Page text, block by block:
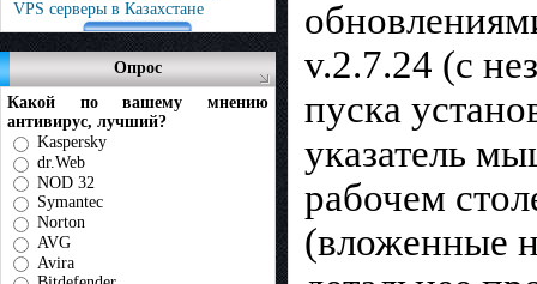
VPS серверы в Казахстане
Опрос
Какой по вашему мнению
антивирус, лучший?
Kaspersky
dr.Web
NOD 32
Symantec
Norton
AVG
Avira
v.2.7.24 (с
пуска
указатель
рабочем
(вложенные